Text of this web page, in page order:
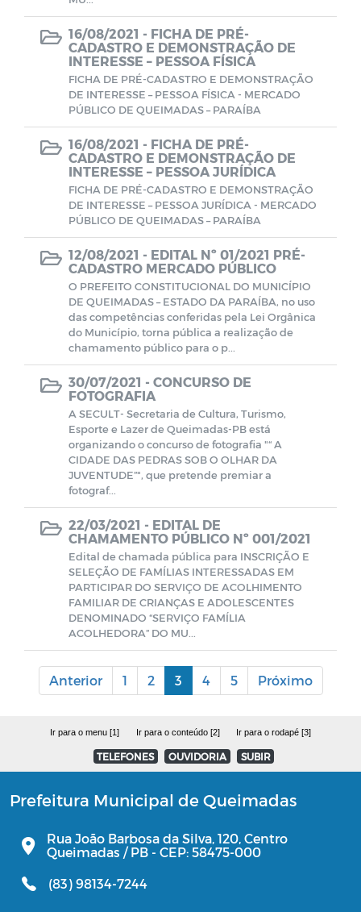
CUIDADOR SOCIAL VOLUNTÁRIO
Consulta Pública Virtual - PPA e LOA
16/08/2021 - FICHA DE PRÉ-
CADASTRO E DEMONSTRAÇÃO DE
INTERESSE – PESSOA FÍSICA
FICHA DE PRÉ-CADASTRO E DEMONSTRAÇÃO
DE INTERESSE – PESSOA FÍSICA - MERCADO
PÚBLICO DE QUEIMADAS – PARAÍBA
16/08/2021 - FICHA DE PRÉ-
CADASTRO E DEMONSTRAÇÃO DE
INTERESSE – PESSOA JURÍDICA
FICHA DE PRÉ-CADASTRO E DEMONSTRAÇÃO
DE INTERESSE – PESSOA JURÍDICA - MERCADO
PÚBLICO DE QUEIMADAS – PARAÍBA
12/08/2021 - EDITAL Nº 01/2021 PRÉ-
CADASTRO MERCADO PÚBLICO
O PREFEITO CONSTITUCIONAL DO MUNICÍPIO
DE QUEIMADAS – ESTADO DA PARAÍBA, no uso
das competências conferidas pela Lei Orgânica
do Município, torna pública a realização de
chamamento público para o p...
30/07/2021 - CONCURSO DE
FOTOGRAFIA
A SECULT- Secretaria de Cultura, Turismo,
Esporte e Lazer de Queimadas-PB está
organizando o concurso de fotografia "“ A
CIDADE DAS PEDRAS SOB O OLHAR DA
JUVENTUDE”", que pretende premiar a
fotograf...
22/03/2021 - EDITAL DE
CHAMAMENTO PÚBLICO Nº 001/2021
Edital de chamada pública para INSCRIÇÃO E
SELEÇÃO DE FAMÍLIAS INTERESSADAS EM
PARTICIPAR DO SERVIÇO DE ACOLHIMENTO
FAMILIAR DE CRIANÇAS E ADOLESCENTES
DENOMINADO “SERVIÇO FAMÍLIA
ACOLHEDORA” DO MU...
Anterior 1 2 3 4 5 Próximo
Ir para o menu [1] Ir para o conteúdo [2] Ir para o rodapé [3]
TELEFONES OUVIDORIA SUBIR
Prefeitura Municipal de Queimadas
Rua João Barbosa da Silva, 120, Centro
Queimadas / PB - CEP: 58475-000
(83) 98134-7244